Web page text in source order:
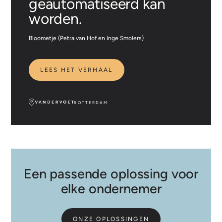
worden.
Bloometje (Petra van Hof en Inge Smolers)
LEES HET VERHAAL
ROTTERDAM
Een passende oplossing voor
elke ondernemer
ONZE OPLOSSINGEN